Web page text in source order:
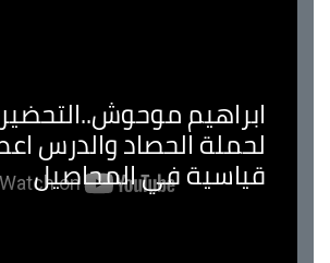
ابراهيم موحوش..التحضير
لحملة الحصاد والدرس
قياسية في المحاصيل